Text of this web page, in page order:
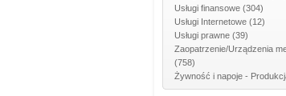
Usługi finansowe (304)
Usługi Internetowe (12)
Usługi prawne (39)
Zaopatrzenie/Urządzenia
(758)
Żywność i napoje -